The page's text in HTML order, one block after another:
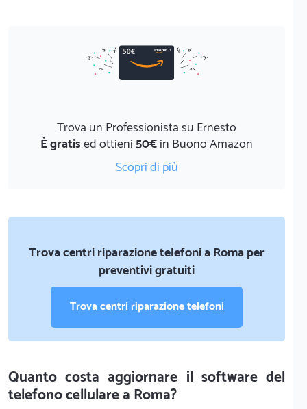
Trova un Professionista su Ernesto
È gratised ottieni50€in Buono Amazon
Scopri di più
Trova centri riparazione telefoni a Roma per
preventivi gratuiti
Trova centri riparazione telefoni
Quanto costa aggiornare il software del
telefono cellulare a Roma?